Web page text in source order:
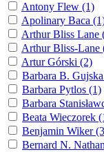
Antony Flew (1)
Apolinary Baca
Arthur Bliss Lane
Arthur Bliss-Lane
Artur Górski (2)
Barbara B.
Barbara Pytlos (1)
Barbara
Beata Wieczorek
Benjamin Wiker
Bernard N.